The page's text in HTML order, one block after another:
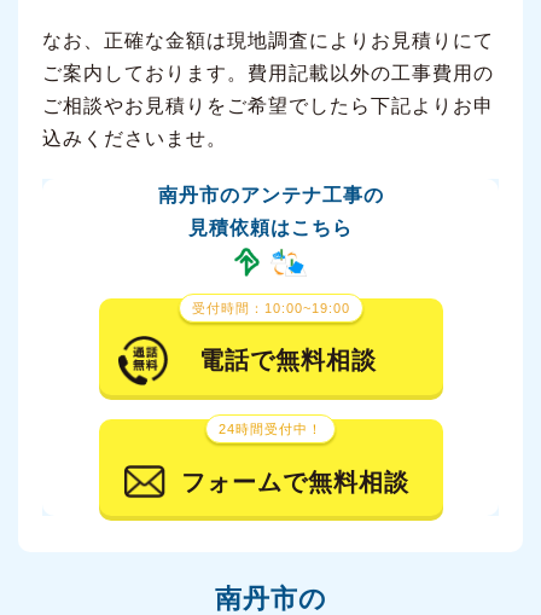
なお、正確な金額は現地調査によりお見積りにて
ご案内しております。費用記載以外の工事費用の
ご相談やお見積りをご希望でしたら下記よりお申
込みくださいませ。
南丹市のアンテナ工事の
見積依頼はこちら
受付時間：10:00~19:00
電話で無料相談
24時間受付中！
フォームで無料相談
南丹市の